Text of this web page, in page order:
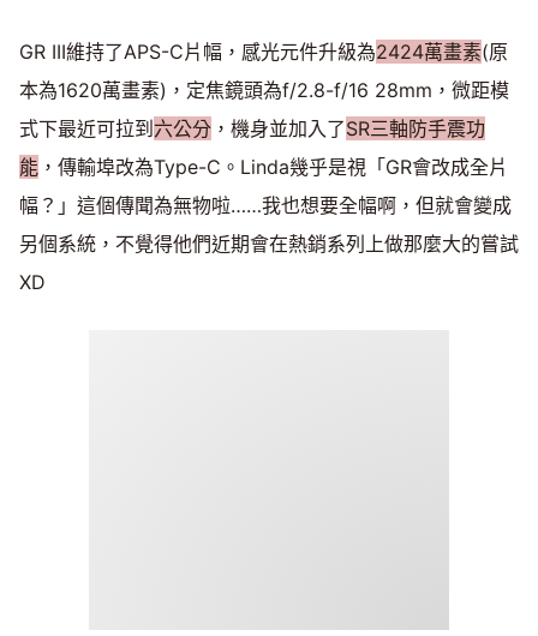
GR III維持了APS-C片幅，感光元件升級為2424萬畫素(原
本為1620萬畫素)，定焦鏡頭為f/2.8-f/16 28mm，微距模
式下最近可拉到 六公分 ，機身並加入了SR三軸防手震功
能 ，傳輸埠改為Type-C。Linda幾乎是視「GR會改成全片
幅？」這個傳聞為無物啦……我也想要全幅啊，但就會變成
另個系統，不覺得他們近期會在熱銷系列上做那麼大的嘗試
XD